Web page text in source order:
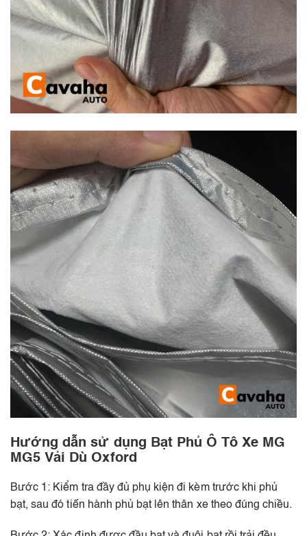
Hướng dẫn sử dụng Bạt Phủ Ô Tô Xe MG
MG5 Vải Dù Oxford
Bước 1: Kiểm tra đầy đủ phụ kiện đi kèm trước khi phủ
bạt, sau đó tiến hành phủ bạt lên thân xe theo đúng chiều.